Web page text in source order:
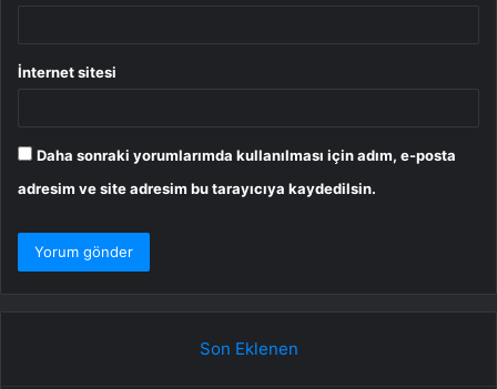
İnternet sitesi
Daha sonraki yorumlarımda kullanılması için adım, e-posta
adresim ve site adresim bu tarayıcıya kaydedilsin.
Son Eklenen